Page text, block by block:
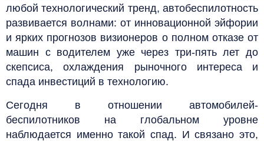
любой технологический тренд, автобеспилотность
развивается волнами: от инновационной эйфории
и ярких прогнозов визионеров о полном отказе от
машин с водителем уже через три-пять лет до
скепсиса, охлаждения рыночного интереса и
спада инвестиций в технологию.
Сегодня в отношении автомобилей-
беспилотников на глобальном уровне
наблюдается именно такой спад. И связано это,